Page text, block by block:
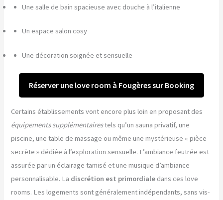
Une salle de bain spacieuse avec douche à l’italienne
Un espace salon cosy
Une décoration soignée et sensuelle
Réserver une love room à Fougères sur Booking
Certains établissements vont encore plus loin en proposant des
équipements supplémentairestels qu’un sauna privatif, une
piscine, une table de massage ou même une mystérieuse « pièce
secrète » dédiée à l’exploration sensuelle. L’ambiance feutrée est
assurée par un éclairage tamisé et une musique d’ambiance
personnalisable. La discrétion est primordiale dans ces love
rooms. Les logements sont généralement indépendants, sans vis-